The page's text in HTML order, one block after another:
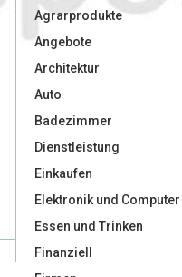
Agrarprodukte
Angebote
Architektur
Auto
Badezimmer
Dienstleistung
Einkaufen
Elektronik und Computer
Essen und Trinken
Finanziell